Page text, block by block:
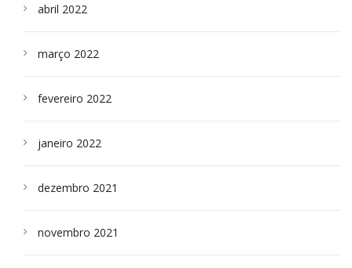
abril 2022
março 2022
fevereiro 2022
janeiro 2022
dezembro 2021
novembro 2021